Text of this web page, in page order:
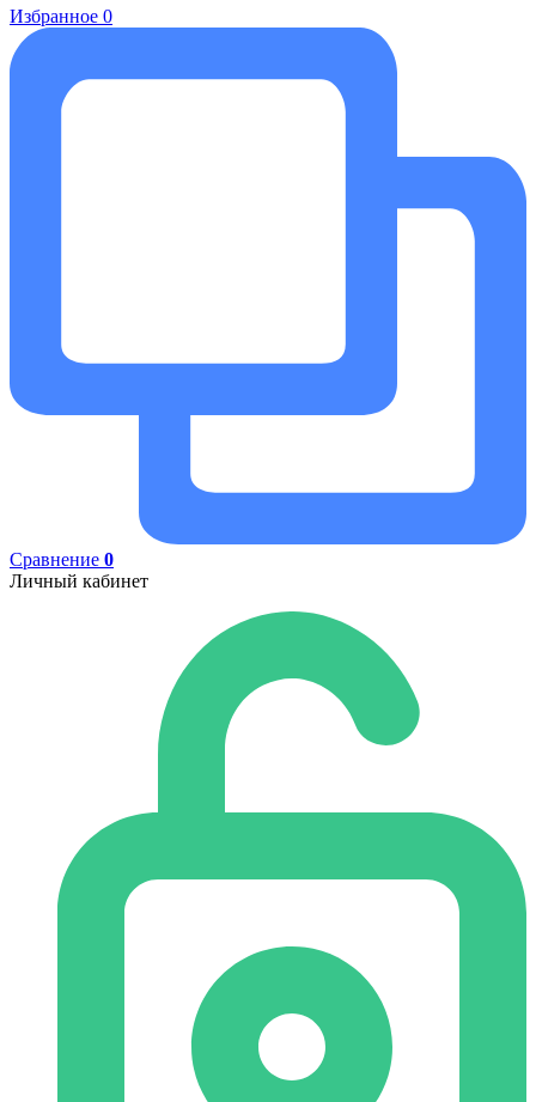
Избранное 0
Сравнение 0
Личный кабинет